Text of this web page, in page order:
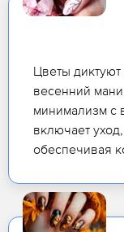
Цветы
весенний
минимализм с
включает
обеспечивая